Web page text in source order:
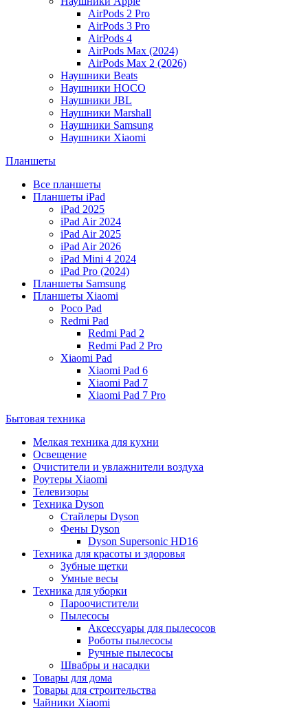
AirPods 2 Pro
AirPods 3 Pro
AirPods 4
AirPods Max (2024)
AirPods Max 2 (2026)
Наушники Beats
Наушники HOCO
Наушники JBL
Наушники Marshall
Наушники Samsung
Наушники Xiaomi
Планшеты
Все планшеты
Планшеты iPad
iPad 2025
iPad Air 2024
iPad Air 2025
iPad Air 2026
iPad Mini 4 2024
iPad Pro (2024)
Планшеты Samsung
Планшеты Xiaomi
Poco Pad
Redmi Pad
Redmi Pad 2
Redmi Pad 2 Pro
Xiaomi Pad
Xiaomi Pad 6
Xiaomi Pad 7
Xiaomi Pad 7 Pro
Бытовая техника
Мелкая техника для кухни
Освещение
Очистители и увлажнители воздуха
Роутеры Xiaomi
Телевизоры
Техника Dyson
Стайлеры Dyson
Фены Dyson
Dyson Supersonic HD16
Техника для красоты и здоровья
Зубные щетки
Умные весы
Техника для уборки
Пароочистители
Пылесосы
Аксессуары для пылесосов
Роботы пылесосы
Ручные пылесосы
Швабры и насадки
Товары для дома
Товары для строительства
Чайники Xiaomi